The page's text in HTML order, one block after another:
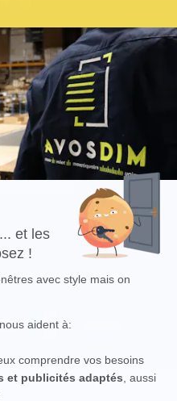
et les
!
avec style mais on
aident à:
comprendre vos besoins
et publicités adaptés , aussi